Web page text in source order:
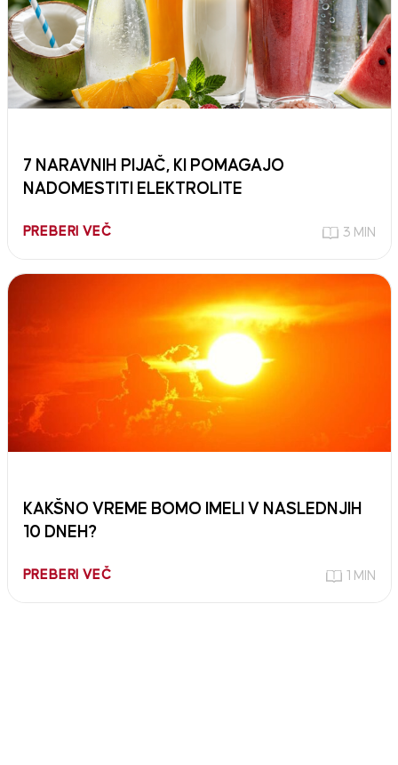
7 NARAVNIH PIJAČ, KI POMAGAJO
NADOMESTITI ELEKTROLITE
PREBERI VEČ 3 MIN
KAKŠNO VREME BOMO IMELI V NASLEDNJIH
10 DNEH?
PREBERI VEČ 1 MIN